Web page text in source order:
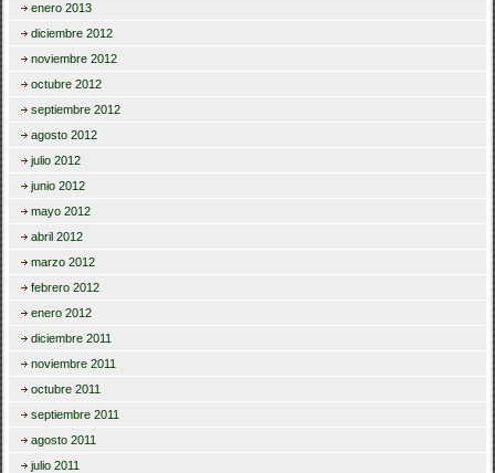
enero 2013
diciembre 2012
noviembre 2012
octubre 2012
septiembre 2012
agosto 2012
julio 2012
junio 2012
mayo 2012
abril 2012
marzo 2012
febrero 2012
enero 2012
diciembre 2011
noviembre 2011
octubre 2011
septiembre 2011
agosto 2011
julio 2011